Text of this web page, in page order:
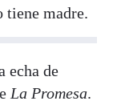
tiene madre.
echa de
La Promesa.